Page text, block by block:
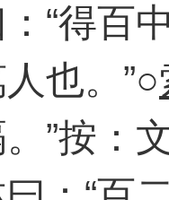
“得百
也。”○
”按：